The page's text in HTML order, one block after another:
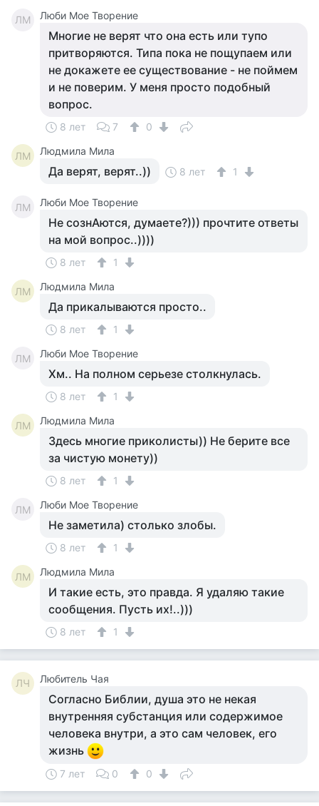
ЛМ Люби Мое Творение
Многие не верят что она есть или тупо
притворяются. Типа пока не пощупаем или
не докажете ее существование - не поймем
и не поверим. У меня просто подобный
вопрос.
8 лет 7 0
ЛМ Людмила Мила
Да верят, верят..)) 8 лет 1
ЛМ Люби Мое Творение
Не сознАются, думаете?))) прочтите ответы
на мой вопрос..))))
8 лет 1
ЛМ Людмила Мила
Да прикалываются просто..
8 лет 1
ЛМ Люби Мое Творение
Хм.. На полном серьезе столкнулась.
8 лет 1
ЛМ Людмила Мила
Здесь многие приколисты)) Не берите все
за чистую монету))
8 лет 1
ЛМ Люби Мое Творение
Не заметила) столько злобы.
8 лет 1
ЛМ Людмила Мила
И такие есть, это правда. Я удаляю такие
сообщения. Пусть их!..)))
8 лет 1
ЛЧ Любитель Чая
Согласно Библии, душа это не некая
внутренняя субстанция или содержимое
человека внутри, а это сам человек, его
жизнь
7 лет 0 0